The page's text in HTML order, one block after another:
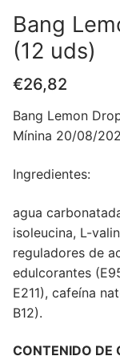
Bang
(12 uds)
€26,82
Bang Lemon
Mínina 20/08/
Ingredientes:
agua
isoleucina, L-
reguladores de
edulcorantes
E211), cafeína
B12).
CONTENIDO DE